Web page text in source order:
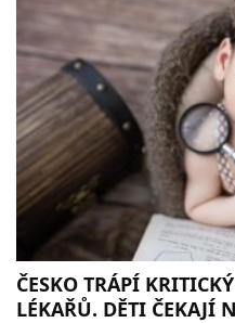
ČESKO TRÁPÍ
LÉKAŘŮ. DĚTI ČEKAJÍ